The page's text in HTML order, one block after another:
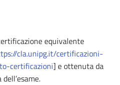
equivalente
cla.unipg.it/certificazioni-
certificazioni] e ottenuta da